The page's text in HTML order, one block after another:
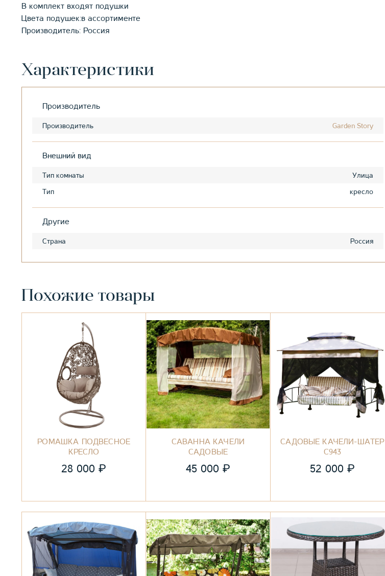
В комплект входят подушки
Цвета подушек:в ассортименте
Производитель: Россия
Характеристики
Производитель
Производитель Garden Story
Внешний вид
Тип комнаты
Улица
Тип
кресло
Другие
Страна Россия
Похожие товары
РОМАШКА ПОДВЕСНОЕ
КРЕСЛО
28 000₽
САВАННА КАЧЕЛИ
САДОВЫЕ
45 000 ₽
САДОВЫЕ КАЧЕЛИ-ШАТЕР
С943
52 000 ₽